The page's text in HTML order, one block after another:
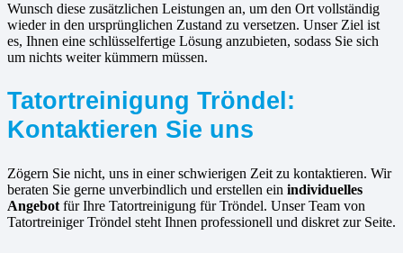
Wunsch diese zusätzlichen Leistungen an, um den Ort vollständig
wieder in den ursprünglichen Zustand zu versetzen. Unser Ziel ist
es, Ihnen eine schlüsselfertige Lösung anzubieten, sodass Sie sich
um nichts weiter kümmern müssen.
Tatortreinigung Tröndel:
Kontaktieren Sie uns
Zögern Sie nicht, uns in einer schwierigen Zeit zu kontaktieren. Wir
beraten Sie gerne unverbindlich und erstellen ein individuelles
Angebot für Ihre Tatortreinigung für Tröndel. Unser Team von
Tatortreiniger Tröndel steht Ihnen professionell und diskret zur Seite.